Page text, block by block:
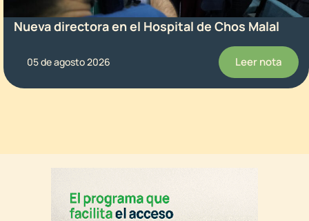
Nueva directora en el Hospital de Chos Malal
05 de agosto 2026 Leer nota